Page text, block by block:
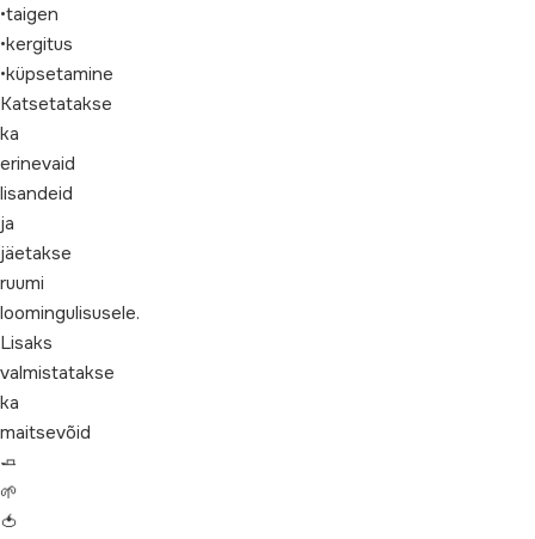
•taigen
•kergitus
•küpsetamine
Katsetatakse
ka
erinevaid
lisandeid
ja
jäetakse
ruumi
loomingulisusele.
Lisaks
valmistatakse
ka
maitsevõid
🧈
🌱
🍅